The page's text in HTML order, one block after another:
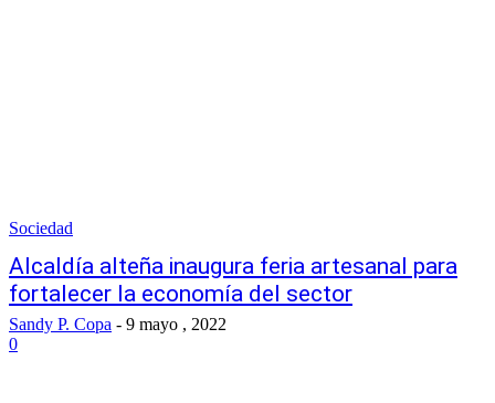
Sociedad
Alcaldía alteña inaugura feria artesanal para
fortalecer la economía del sector
Sandy P. Copa - 9 mayo , 2022
0